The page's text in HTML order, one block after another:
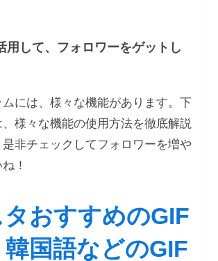
用して、フォロワーをゲットし
には、様々な機能があります。下
様々な機能の使用方法を徹底解説
是非チェックしてフォロワーを増や
！
おすすめのGIF
国語などのGIF